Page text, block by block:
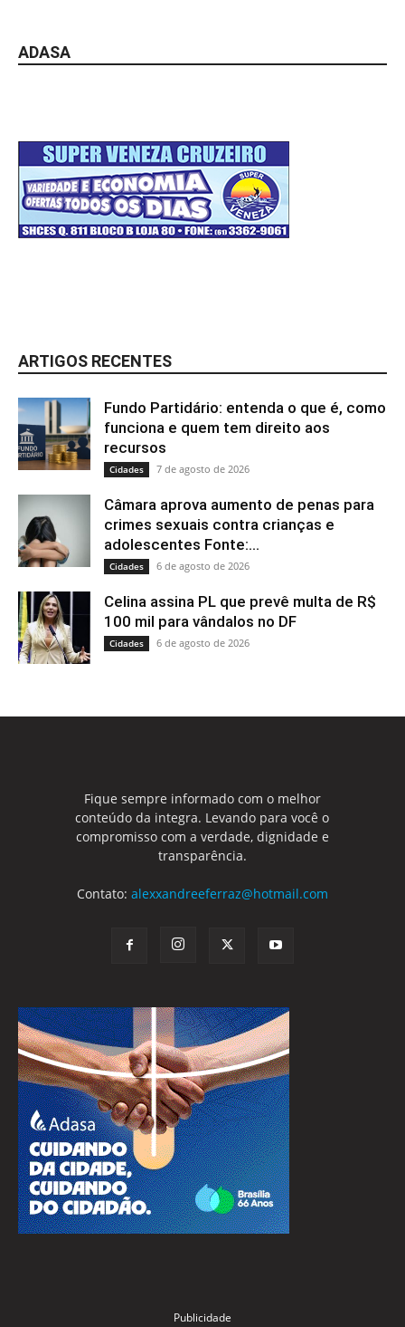
ADASA
ARTIGOS RECENTES
Fundo Partidário: entenda o que é, como
funciona e quem tem direito aos
recursos
Cidades 7 de agosto de 2026
Câmara aprova aumento de penas para
crimes sexuais contra crianças e
adolescentes Fonte:...
Cidades 6 de agosto de 2026
Celina assina PL que prevê multa de R$
100 mil para vândalos no DF
Cidades 6 de agosto de 2026
Fique sempre informado com o melhor
conteúdo da integra. Levando para você o
compromisso com a verdade, dignidade e
transparência.
Contato: alexxandreeferraz@hotmail.com
Publicidade